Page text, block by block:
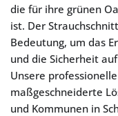
die für ihre grünen
ist. Der
Bedeutung, um das
und die Sicherheit
Unsere
maßgeschneiderte
und Kommunen in